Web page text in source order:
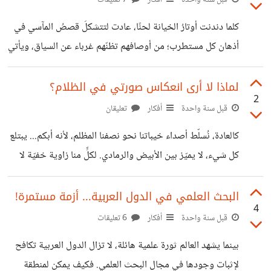
الأنياب واللدغات. ومع ذلك، تكمن قوته الحقيقية في فلسفة
البقاء التي يتّبعها: لا حياد في الغابة، فإما أن تصيد
كلما دندنت أوتارُ الخيانة لحنًا، عادت لتتشكلَ قصصُ المآسي في
أذهان كل مستطرب؛ من أوصافهم تظنّهم غرباء عن السياق، ويأتي
المايسترو ليسرد أوصافًا أخرى، لكنهم لا يدرون أنهم جميعًا
يتقاسمون الصدمة ذاتها. أليس الفأس أدرى أن أمه شجرة؟ ألم
يسمع السكينُ معاناةَ أبيه الحدادِ مع الحَجَرة؟ أهو أعمى؟ أم أعماه
السواد؟ ونحن في شرفة عقل أحد الحاضرين، حيث الكلّ يبحث،
لم يُبالِ أحدٌ برثاء ذاك الكمّ من الصور، إلا صورة بدَت من الوَهنة
الأولى… بيضاء، كغيرها من الصور الباهتة، لا
2
لماذا لا أرى انعكاس صورتي في الظلام؟
قبل سنة واحدة أفكار تعليقان
كالعادة، نُسلّط أصداء خيباتنا نحو نصفنا المظلم، لأنه أبكم... يبتلع
كل شيء، لا يميّز بين الأبيض والرمادي. لكلٍّ منا زاوية خفيّة لا
يصلها الضوء، حتى مصباح الحارس الليلي، ذلك الذي يحرس بقايا
ملامحنا، لا يدركها ولا يعلم عنها شيئًا. وحين لا ترد، ولا تهتم، يأتي
الوجوه، ولا تُكشف العيوب. ولأن البعض يتقن مبدأ الببغاء في
4
البحث العلمي في الدول العربية... أزمة مستمرة!
قبل سنة واحدة أفكار
بينما يشهد العالم ثورة علمية هائلة، لا تزال الدول العربية تكافح
لإثبات وجودها في مجال البحث العلمي. فكيف يمكن لمنطقة